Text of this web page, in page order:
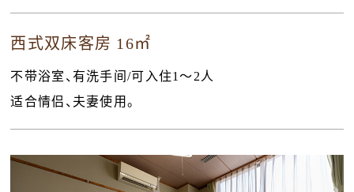
西式双床客房 16㎡
不带浴室、有洗手间/可入住1〜2人
适合情侣、夫妻使用。